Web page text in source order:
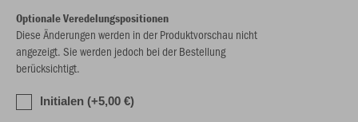
Optionale Veredelungspositionen
Diese Änderungen werden in der Produktvorschau nicht
angezeigt. Sie werden jedoch bei der Bestellung
berücksichtigt.
Initialen (+5,00 €)